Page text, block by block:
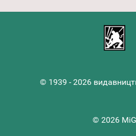
© 1939 - 2026
© 2026 MiG